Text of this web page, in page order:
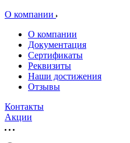
О компании
О компании
Документация
Сертификаты
Реквизиты
Наши достижения
Отзывы
Контакты
Акции